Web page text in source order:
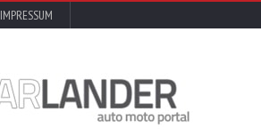
IMPRESSUM